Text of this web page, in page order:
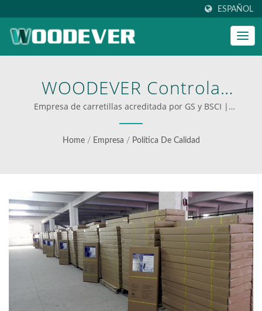
ESPAÑOL
WOODEVER Controla
Estrictamente Cada Paso
Del Proceso De
Mejore Sus Operaciones
Con Los Carritos De Mano
Y Plataformas
Profesionales De
WOODEVER
Empresa de carretillas acreditada por GS y BSCI |
escaleras de paso personalizadas para negocios
Home / Empresa / Política De Calidad